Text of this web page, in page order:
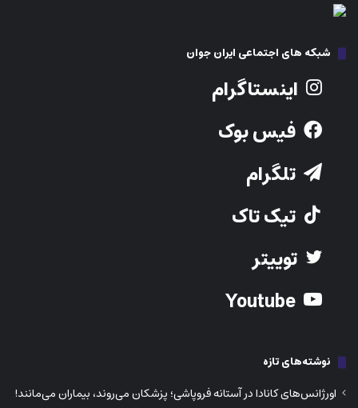
شبکه های اجتماعی ایران جوان
اینستاگرام
فیس بوک
تلگرام
تیک تاک
توییتر
نوشته‌های تازه
اورژانس‌های کانادا در آستانه فروپاشی؛ پزشکان می‌روند، بیماران می‌مانند!